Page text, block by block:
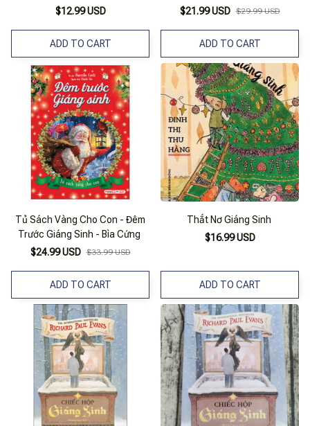
$12.99 USD
ADD TO CART
$21.99 USD $29.99 USD
ADD TO CART
Tủ Sách Vàng Cho Con - Đêm
Trước Giáng Sinh - Bìa Cứng
$24.99 USD $33.99 USD
ADD TO CART
Thắt Nơ Giáng Sinh
$16.99 USD
ADD TO CART